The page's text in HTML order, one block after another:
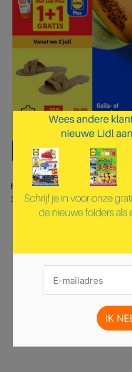
Hier is pagina 1 van 42 pagina's
30.06.2025 tot 06.07.2025.